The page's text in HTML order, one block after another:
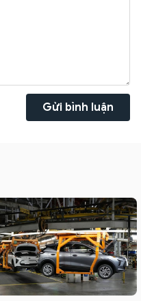
Gửi bình luận